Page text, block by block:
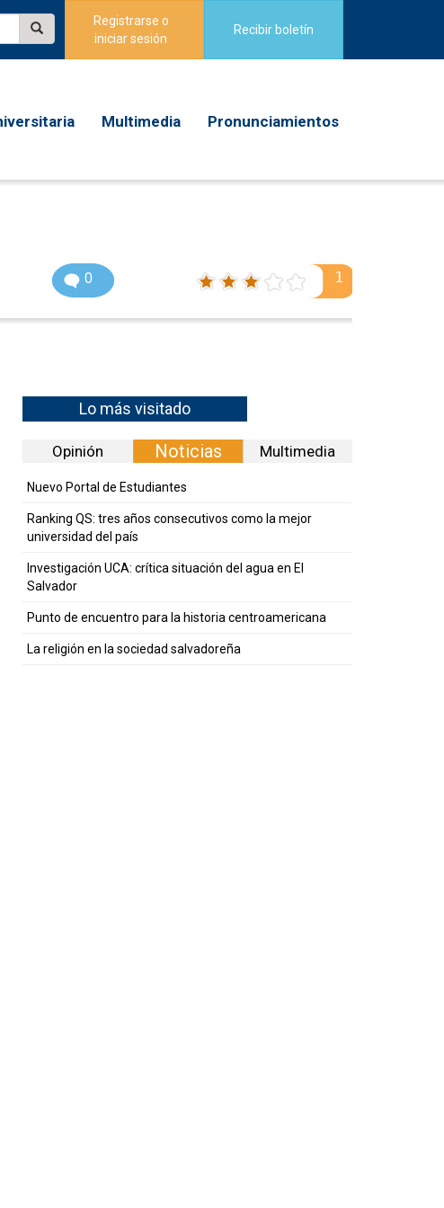
Registrarse o
iniciar sesión
Recibir boletín
Multimedia Pronunciamientos
0 1
Lo más visitado
Opinión Noticias Multimedia
Nuevo Portal de Estudiantes
Ranking QS: tres años consecutivos como la mejor
universidad del país
Investigación UCA: crítica situación del agua en El
Salvador
Punto de encuentro para la historia centroamericana
La religión en la sociedad salvadoreña